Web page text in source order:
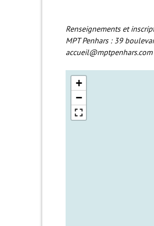
Renseignements et
MPT Penhars : 39
accueil@mptpenhars.com
+
−